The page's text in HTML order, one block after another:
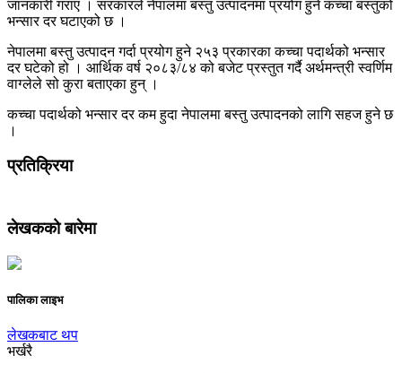
जानकारी गराए । सरकारले नेपालमा बस्तु उत्पादनमा प्रयोग हुने कच्चा बस्तुको
भन्सार दर घटाएको छ ।
नेपालमा बस्तु उत्पादन गर्दा प्रयोग हुने २५३ प्रकारका कच्चा पदार्थको भन्सार
दर घटेको हो । आर्थिक वर्ष २०८३/८४ को बजेट प्रस्तुत गर्दै अर्थमन्त्री स्वर्णिम
वाग्लेले सो कुरा बताएका हुन् ।
कच्चा पदार्थको भन्सार दर कम हुदा नेपालमा बस्तु उत्पादनको लागि सहज हुने छ
।
प्रतिक्रिया
लेखकको बारेमा
पालिका लाइभ
लेखकबाट थप
भर्खरै